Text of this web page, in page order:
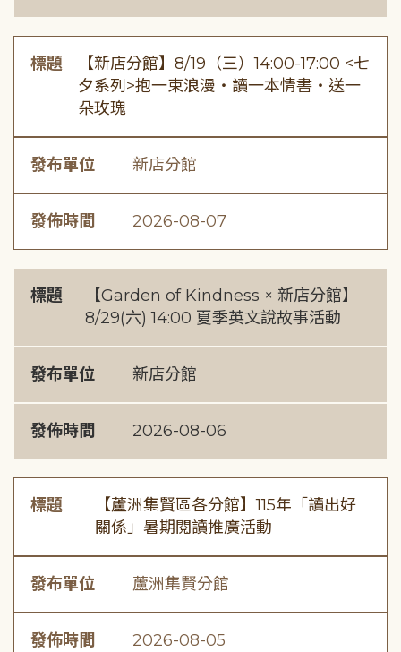
標題
【新店分館】8/19（三）14:00-17:00 <七
夕系列>抱一束浪漫・讀一本情書・送一
朵玫瑰
發布單位 新店分館
發佈時間 2026-08-07
標題
【Garden of Kindness × 新店分館】
8/29(六) 14:00 夏季英文說故事活動
發布單位 新店分館
發佈時間 2026-08-06
標題
【蘆洲集賢區各分館】115年「讀出好
關係」暑期閱讀推廣活動
發布單位 蘆洲集賢分館
發佈時間 2026-08-05